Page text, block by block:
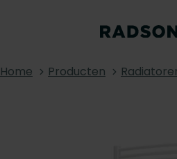
Home Producten